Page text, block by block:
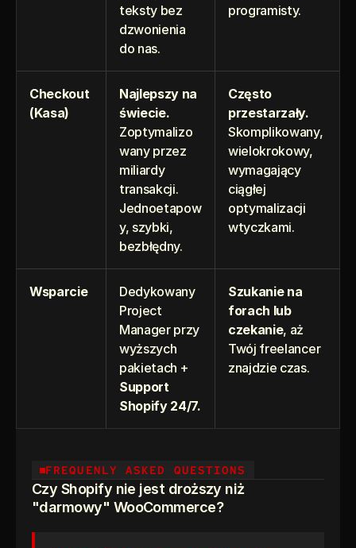
teksty bez
dzwonienia
do nas.
programisty.
Checkout
(Kasa)
Najlepszy na
Zoptymalizo
wany przez
miliardy
transakcji.
Jednoetapow
y, szybki,
bezbłędny.
Często
Skomplikowany,
wielokrokowy,
wymagający
ciągłej
optymalizacji
wtyczkami.
Wsparcie
Dedykowany
Project
Manager przy
wyższych
Support
Shopify 24/7.
Szukanie na
forach lub
czekanie, aż
Twój freelancer
znajdzie czas.
FREQUENLY ASKED QUESTIONS
Czy Shopify nie jest droższy niż
"darmowy" WooCommerce?